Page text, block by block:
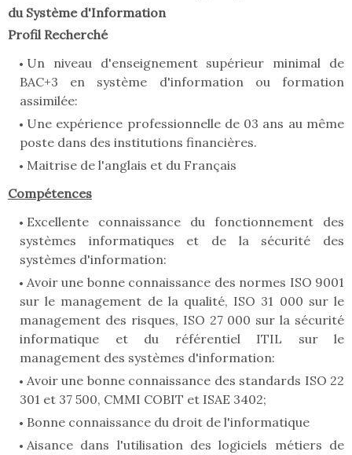
du Système d'Information
Profil Recherché
Un niveau d'enseignement supérieur minimal de
BAC+3 en système d'information ou formation
assimilée:
Une expérience professionnelle de 03 ans au même
poste dans des institutions financières.
Maitrise de l'anglais et du Français
Compétences
Excellente connaissance du fonctionnement des
systèmes informatiques et de la sécurité des
systèmes d'information:
Avoir une bonne connaissance des normes ISO 9001
sur le management de la qualité, ISO 31 000 sur le
management des risques, ISO 27 000 sur la sécurité
informatique et du référentiel ITIL sur le
management des systèmes d'information:
Avoir une bonne connaissance des standards ISO 22
301 et 37 500, CMMI COBIT et ISAE 3402;
Bonne connaissance du droit de l'informatique
Aisance dans l'utilisation des logiciels métiers de